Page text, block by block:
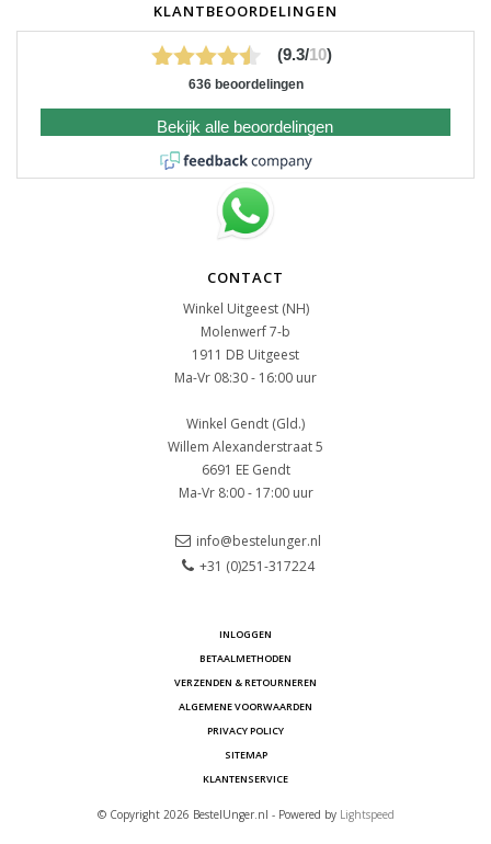
KLANTBEOORDELINGEN
(9.3/10)
636 beoordelingen
Bekijk alle beoordelingen
CONTACT
Winkel Uitgeest (NH)
Molenwerf 7-b
1911 DB Uitgeest
Ma-Vr 08:30 - 16:00 uur
Winkel Gendt (Gld.)
Willem Alexanderstraat 5
6691 EE Gendt
Ma-Vr 8:00 - 17:00 uur
info@bestelunger.nl
+31 (0)251-317224
INLOGGEN
BETAALMETHODEN
VERZENDEN & RETOURNEREN
ALGEMENE VOORWAARDEN
PRIVACY POLICY
SITEMAP
KLANTENSERVICE
© Copyright 2026 BestelUnger.nl - Powered by Lightspeed